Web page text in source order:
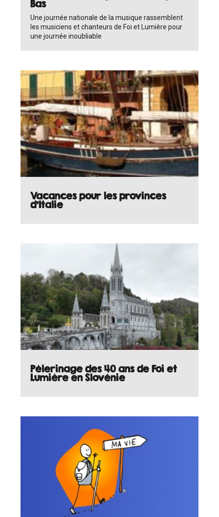
Bas
Une journée nationale de la musique rassemblent
les musiciens et chanteurs de Foi et Lumière pour
une journée inoubliable
Vacances pour les provinces
d'Italie
Pèlerinage des 40 ans de Foi et
Lumière en Slovénie